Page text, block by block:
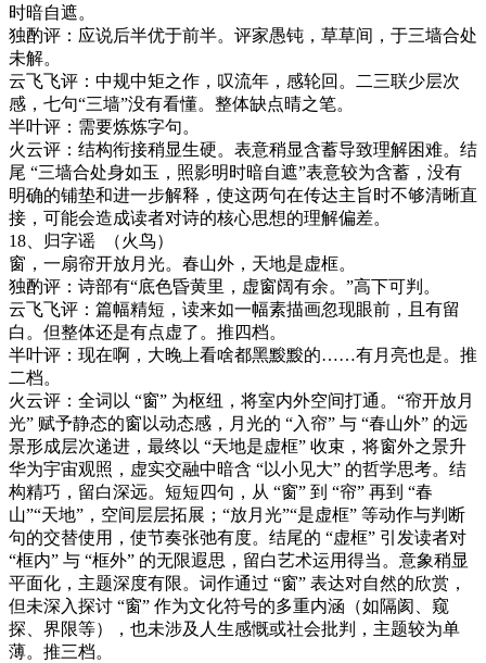
时暗自遮。
独酌评：应说后半优于前半。评家愚钝，草草间，于三墙合处
未解。
云飞飞评： 中规中矩之作，叹流年，感轮回。二三联少层次
感，七句“三墙”没有看懂。整体缺点晴之笔。
半叶评：需要炼炼字句。
火云评： 结构衔接稍显生硬。表意稍显含蓄导致理解困难。结
尾 “三墙合处身如玉，照影明时暗自遮”表意较为含蓄，没有
明确的铺垫和进一步解释，使这两句在传达主旨时不够清晰直
接，可能会造成读者对诗的核心思想的理解偏差。
18 、归字谣
（火鸟）
窗，一扇帘开放月光。春山外，天地是虚框。
独酌评： 诗部有“底色昏黄里，虚窗阔有余。”高下可判。
云飞飞评：篇幅精短，读来如一幅素描画忽现眼前，且有留
白。但整体还是有点虚了。推四档。
半叶评： 现在啊，大晚上看啥都黑黢黢的……有月亮也是。推
二档。
火云评： 全词以 “窗” 为枢纽，将室内外空间打通。“帘开放月
光” 赋予静态的窗以动态感，月光的 “入帘” 与 “春山外” 的远
景形成层次递进，最终以 “天地是虚框” 收束，将窗外之景升
华为宇宙观照，虚实交融中暗含 “以小见大” 的哲学思考。结
构精巧，留白深远。短短四句，从 “窗” 到 “帘” 再到 “春
山”“天地”，空间层层拓展；“放月光”“是虚框” 等动作与判断
句的交替使用，使节奏张弛有度。结尾的 “虚框” 引发读者对
“框内” 与 “框外” 的无限遐思，留白艺术运用得当。意象稍显
平面化，主题深度有限。词作通过 “窗” 表达对自然的欣赏，
但未深入探讨 “窗” 作为文化符号的多重内涵（如隔阂、窥
探、界限等），也未涉及人生感慨或社会批判，主题较为单
薄。 推三档。